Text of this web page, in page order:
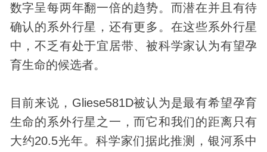
数字呈每两年翻一倍的趋势。而潜在并且有待
确认的系外行星，还有更多。在这些系外行星
中，不乏有处于宜居带、被科学家认为有望孕
育生命的候选者。
目前来说，Gliese581D被认为是最有希望孕育
生命的系外行星之一，而它和我们的距离只有
大约20.5光年。科学家们据此推测，银河系中